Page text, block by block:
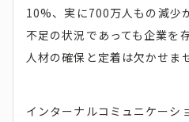
10%、実に700万人もの減少
不足の状況であっても企業を
人材の確保と定着は欠かせま
インターナルコミュニケーシ